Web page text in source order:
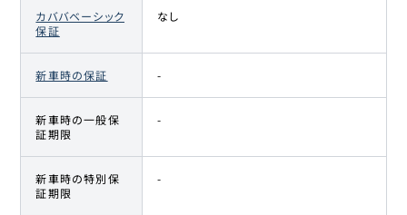
カババベーシック
保証
なし
新車時の保証 -
新車時の一般保
証期限
-
新車時の特別保
証期限
-